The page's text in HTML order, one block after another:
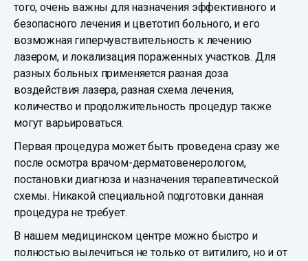
того, очень важны для назначения эффективного и
безопасного лечения и цветотип больного, и его
возможная гиперчувствительность к лечению
лазером, и локализация пораженных участков. Для
разных больных применяется разная доза
воздействия лазера, разная схема лечения,
количество и продолжительность процедур также
могут варьироваться.
Первая процедура может быть проведена сразу же
после осмотра врачом-дерматовенерологом,
постановки диагноза и назначения терапевтической
схемы. Никакой специальной подготовки данная
процедура не требует.
В нашем медицинском центре можно быстро и
полностью вылечиться не только от витилиго, но и от